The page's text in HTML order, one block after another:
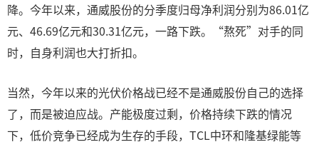
降。今年以来，通威股份的分季度归母净利润分别为86.01亿
元、46.69亿元和30.31亿元，一路下跌。“熬死”对手的同
时，自身利润也大打折扣。
当然，今年以来的光伏价格战已经不是通威股份自己的选择
了，而是被迫应战。产能极度过剩，价格持续下跌的情况
下，低价竞争已经成为生存的手段，TCL中环和隆基绿能等